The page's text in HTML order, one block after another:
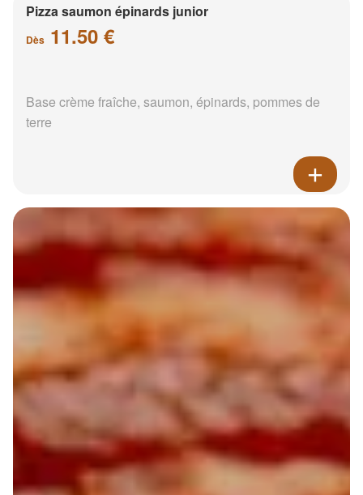
Pizza saumon épinards junior
Dès 11.50 €
Base crème fraîche, saumon, épinards, pommes de
terre